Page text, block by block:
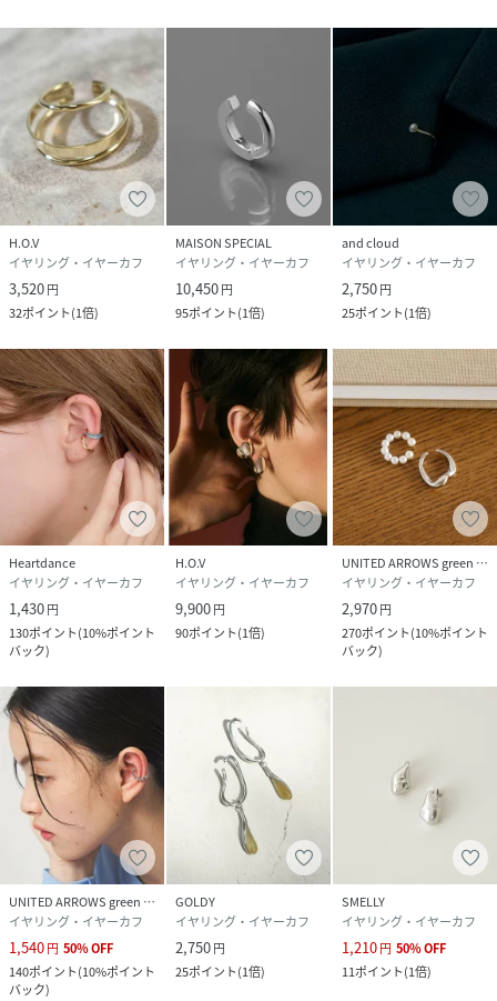
H.O.V
イヤリング・イヤーカフ
3,520円
32ポイント(1倍)
MAISON SPECIAL
イヤリング・イヤーカフ
10,450円
95ポイント(1倍)
and cloud
イヤリング・イヤーカフ
2,750円
25ポイント(1倍)
Heartdance
イヤリング・イヤーカフ
1,430円
130ポイント(10%ポイント
バック)
H.O.V
イヤリング・イヤーカフ
9,900円
90ポイント(1倍)
UNITED ARROWS green label relaxing
イヤリング・イヤーカフ
2,970円
270ポイント(10%ポイント
バック)
UNITED ARROWS green label relaxing
イヤリング・イヤーカフ
1,540円 50%OFF
140ポイント(10%ポイント
バック)
GOLDY
イヤリング・イヤーカフ
2,750円
25ポイント(1倍)
SMELLY
イヤリング・イヤーカフ
1,210円 50%OFF
11ポイント(1倍)